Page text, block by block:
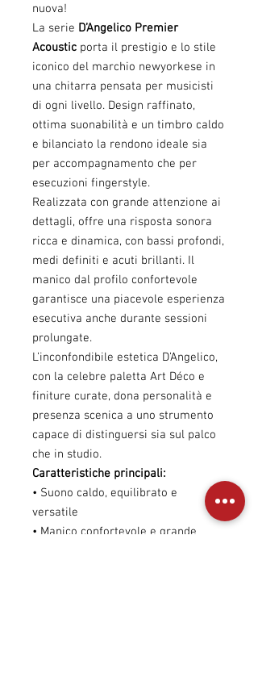
nuova!
La serie D’Angelico Premier
Acoustic porta il prestigio e lo stile
iconico del marchio newyorkese in
una chitarra pensata per musicisti
di ogni livello. Design raffinato,
ottima suonabilità e un timbro caldo
e bilanciato la rendono ideale sia
per accompagnamento che per
esecuzioni fingerstyle.
Realizzata con grande attenzione ai
dettagli, offre una risposta sonora
ricca e dinamica, con bassi profondi,
medi definiti e acuti brillanti. Il
manico dal profilo confortevole
garantisce una piacevole esperienza
esecutiva anche durante sessioni
prolungate.
L’inconfondibile estetica D’Angelico,
con la celebre paletta Art Déco e
finiture curate, dona personalità e
presenza scenica a uno strumento
capace di distinguersi sia sul palco
che in studio.
Caratteristiche principali:
• Suono caldo, equilibrato e
versatile
• Manico confortevole e grande